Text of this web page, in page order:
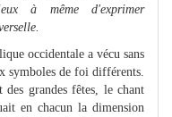
à même d'exprimer
occidentale a vécu sans
symboles de foi différents.
grandes fêtes, le chant
en chacun la dimension